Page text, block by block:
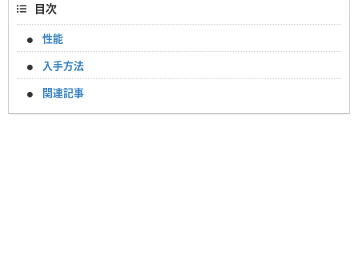
目次
性能
入手方法
関連記事